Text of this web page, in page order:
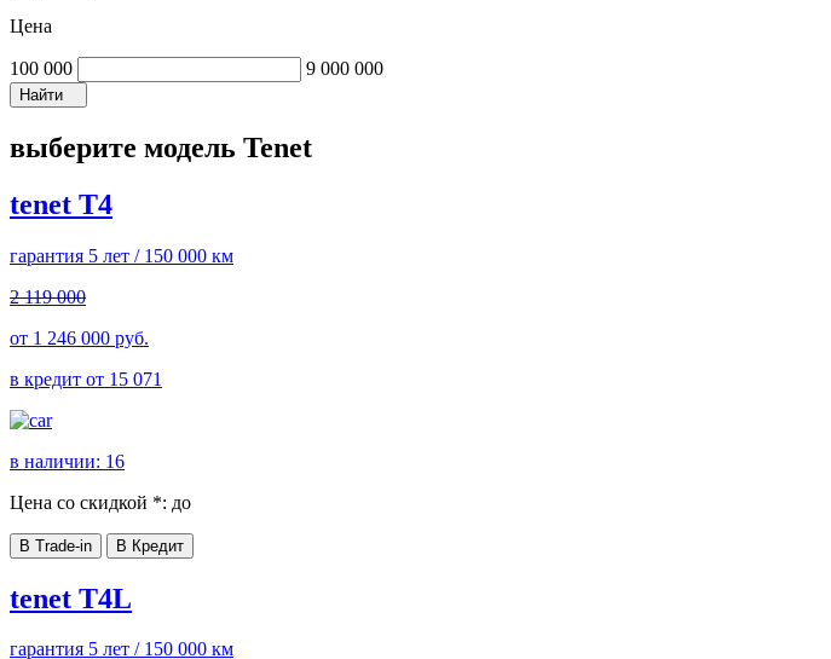
Цена
100 000 9 000 000
Найти
выберите модель Tenet
tenet T4
гарантия 5 лет / 150 000 км
2 119 000
от 1 246 000 руб.
в кредит от 15 071
в наличии: 16
Цена со скидкой *: до
В Trade-in В Кредит
tenet T4L
гарантия 5 лет / 150 000 км